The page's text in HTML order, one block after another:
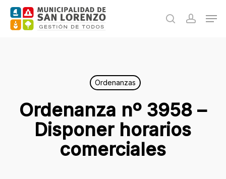
Skip
search
Ordenanzas
Ordenanza nº 3958 –
Disponer horarios
comerciales